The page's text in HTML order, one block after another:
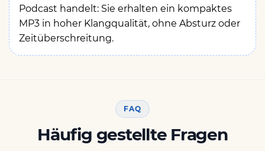
Podcast handelt: Sie erhalten ein kompaktes
MP3 in hoher Klangqualität, ohne Absturz oder
Zeitüberschreitung.
FAQ
Häufig gestellte Fragen